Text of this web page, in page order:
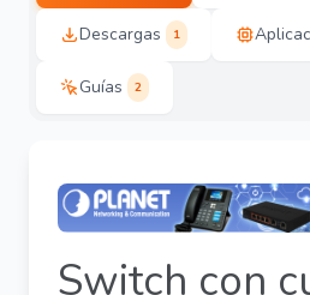
Descargas 1
Guías 2
Switch con